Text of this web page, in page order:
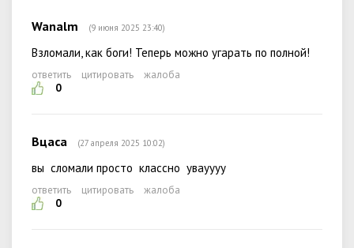
Wanalm (9 июня 2025 23:40)
Взломали, как боги! Теперь можно угарать по полной!
ответить цитировать
жалоба
0
Вцаса (27 апреля 2025 10:02)
вы сломали просто классно увауууу
ответить цитировать
жалоба
0